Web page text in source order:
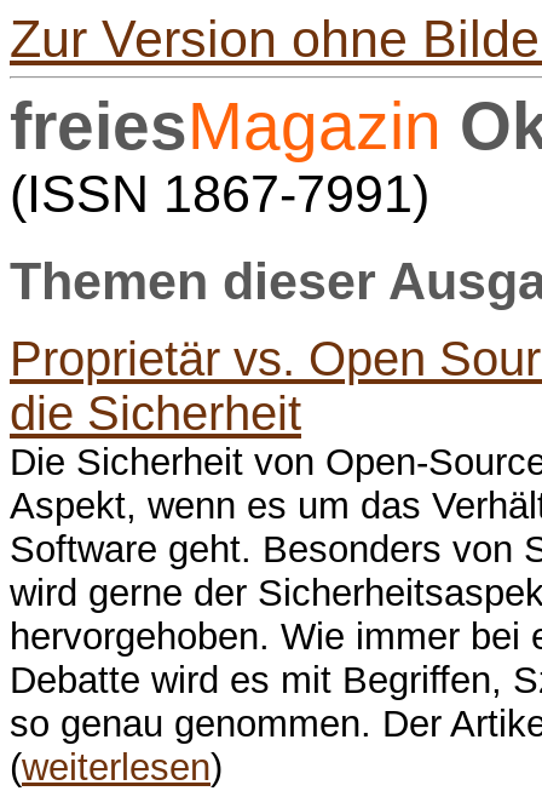
Zur Version ohne
freiesMagazin
(ISSN 1867-7991)
Themen dieser
Proprietär vs. Open
die Sicherheit
Die Sicherheit von Open-
Aspekt, wenn es um das
Software geht. Besonders von
wird gerne der
hervorgehoben. Wie immer
Debatte wird es mit Begriffen,
so genau genommen. Der
(weiterlesen)